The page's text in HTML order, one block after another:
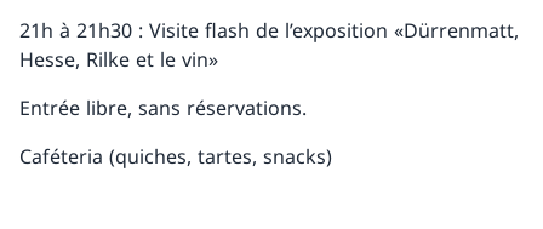
21h à 21h30 : Visite flash de l’exposition «Dürrenmatt,
Hesse, Rilke et le vin»
Entrée libre, sans réservations.
Caféteria (quiches, tartes, snacks)